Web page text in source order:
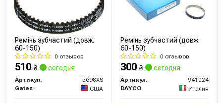
Ремінь зубчастий (довж.
60-150)
0 отзывов
510 ₴ сегодня
Артикул:
5698XS
Gates
США
Ремінь зубчастий (довж.
60-150)
0 отзывов
300 ₴ сегодня
Артикул:
941024
DAYCO
Италия